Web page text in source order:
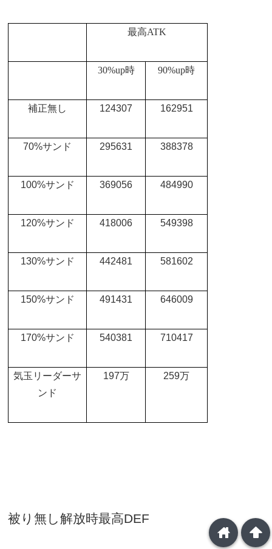
最高ATK
30%up時 90%up時
補正無し 124307 162951
70%サンド 295631 388378
100%サンド 369056 484990
120%サンド 418006 549398
130%サンド 442481 581602
150%サンド 491431 646009
170%サンド 540381 710417
気玉リーダーサ
ンド
197万 259万
被り無し解放時最高DEF
arrowup
home